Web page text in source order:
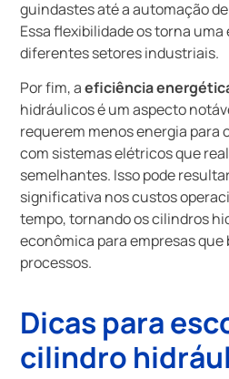
guindastes até a automação
Essa flexibilidade os torna
diferentes setores industriais.
Por fim, aeficiência
hidráulicos é um aspecto
requerem menos energia para
com sistemas elétricos que
semelhantes. Isso pode
significativa nos custos
tempo, tornando os cilindros
econômica para empresas
processos.
Dicas para
cilindro